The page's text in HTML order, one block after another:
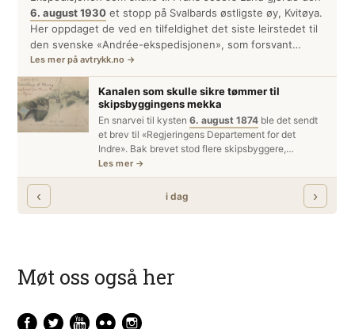
Møt oss også her